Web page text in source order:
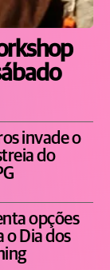
invade o
do
opções
o Dia dos